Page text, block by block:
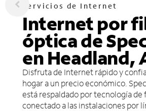
Servicios de Internet
Internet por
óptica de
en Headland,
Disfruta de Internet rápido y
hogar a un precio económico.
está respaldado por tecnología de
conectado a las instalaciones por